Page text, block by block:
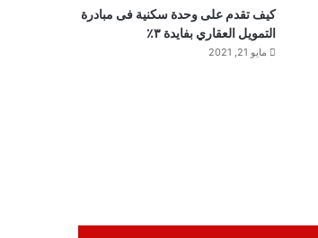
كيف تقدم على وحدة سكنية فى مبادرة
التمويل العقاري بفايدة ٣٪
مايو 21, 2021